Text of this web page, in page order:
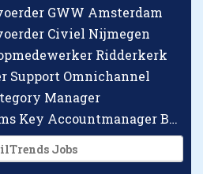
GWW Amsterdam
Civiel Nijmegen
Ridderkerk
Support Omnichannel
Manager
Checkpoint Systems Key Accountmanager Benelux
Jobs